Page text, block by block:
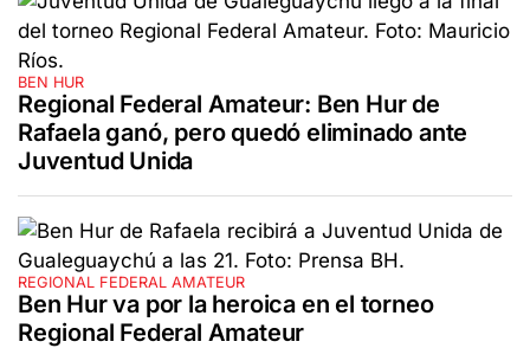
BEN HUR
Regional Federal Amateur: Ben Hur de
Rafaela ganó, pero quedó eliminado ante
Juventud Unida
REGIONAL FEDERAL AMATEUR
Ben Hur va por la heroica en el torneo
Regional Federal Amateur